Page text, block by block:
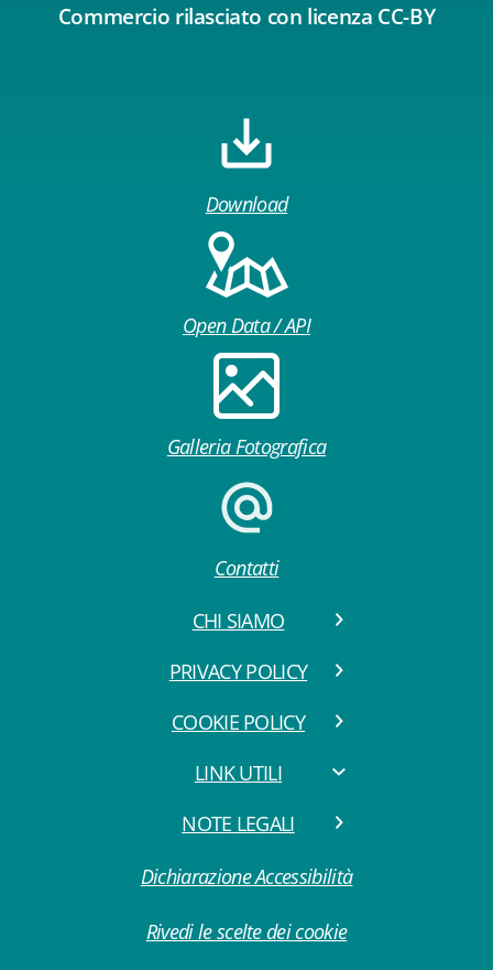
Commercio rilasciato con licenza CC-BY
Download
Open Data / API
Galleria Fotografica
Contatti
CHI SIAMO
PRIVACY POLICY
COOKIE POLICY
LINK UTILI
NOTE LEGALI
Dichiarazione Accessibilità
Rivedi le scelte dei cookie